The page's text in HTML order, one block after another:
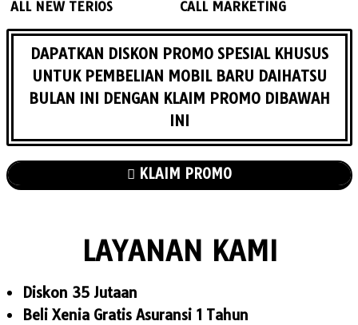
ALL NEW TERIOS
CALL MARKETING
DAPATKAN DISKON PROMO SPESIAL KHUSUS
UNTUK PEMBELIAN MOBIL BARU DAIHATSU
BULAN INI DENGAN KLAIM PROMO DIBAWAH
INI
KLAIM PROMO
LAYANAN KAMI
Diskon 35 Jutaan
Beli Xenia Gratis Asuransi 1 Tahun